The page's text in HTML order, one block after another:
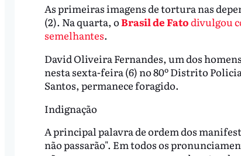
As primeiras imagens de tortura nas
(2). Na quarta, oBrasil de Fatodivulgou
semelhantes.
David Oliveira Fernandes, um dos
nesta sexta-feira (6) no 80º Distrito
Santos, permanece foragido.
Indignação
A principal palavra de ordem dos
não passarão". Em todos os